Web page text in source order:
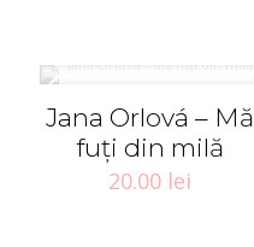
Jana Orlová – Mă
fuţi din milă
20.00 lei